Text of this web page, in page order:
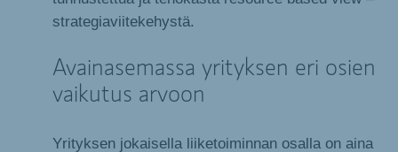
strategiaviitekehystä.
Avainasemassa yrityksen eri osien
vaikutus arvoon
Yrityksen jokaisella liiketoiminnan osalla on aina